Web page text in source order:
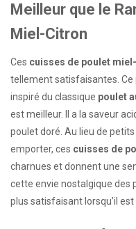
Meilleur que le
Miel-Citron
Ces cuisses de poulet
tellement satisfaisantes. Ce
inspiré du classique poulet
est meilleur. Il a la saveur
poulet doré. Au lieu de
emporter, ces cuisses de
charnues et donnent une
cette envie nostalgique des
plus satisfaisant lorsqu’il